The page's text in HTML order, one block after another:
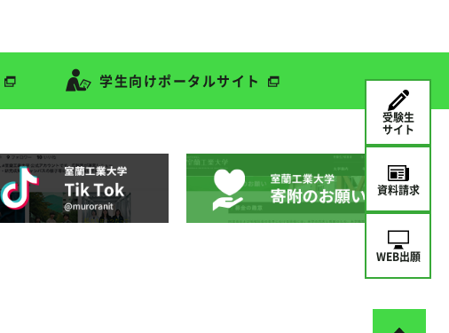
受験生
サイト
資料請求
WEB出願
学生向けポータルサイト